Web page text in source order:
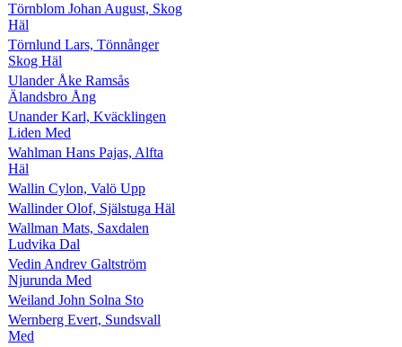
Törnblom Johan August, Skog
Häl
Törnlund Lars, Tönnånger
Skog Häl
Ulander Åke Ramsås
Älandsbro Ång
Unander Karl, Kväcklingen
Liden Med
Wahlman Hans Pajas, Alfta
Häl
Wallin Cylon, Valö Upp
Wallinder Olof, Själstuga Häl
Wallman Mats, Saxdalen
Ludvika Dal
Vedin Andrev Galtström
Njurunda Med
Weiland John Solna Sto
Wernberg Evert, Sundsvall
Med